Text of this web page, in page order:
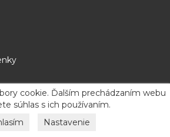
cookie. Ďalším prechádzaním webu
súhlas s ich používaním.
Nastavenie
otázky